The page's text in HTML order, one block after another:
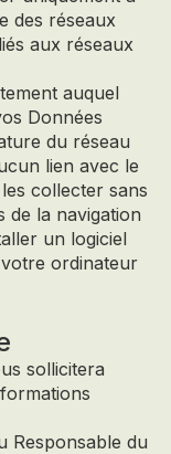
des réseaux
aux réseaux
auquel
Données
du réseau
lien avec le
collecter sans
de la navigation
un logiciel
ordinateur
sollicitera
Responsable du